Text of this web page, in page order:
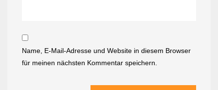
Name, E-Mail-Adresse und Website in diesem Browser
für meinen nächsten Kommentar speichern.